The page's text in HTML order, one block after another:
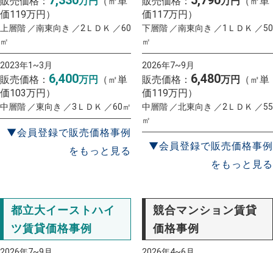
価119万円）
上層階 ／南東向き ／2ＬＤＫ ／60
㎡
2023年1~3月
販売価格： 6,400万円
（㎡単
価103万円）
中層階 ／東向き ／3ＬＤＫ ／60㎡
▼会員登録で販売価格事例
をもっと見る
価117万円）
下層階 ／南東向き ／1ＬＤＫ ／50
㎡
2026年7~9月
販売価格： 6,480万円
（㎡単
価119万円）
中層階 ／北東向き ／2ＬＤＫ ／55
㎡
▼会員登録で販売価格事例
をもっと見る
都立大イーストハイ
ツ賃貸価格事例
競合マンション賃貸
価格事例